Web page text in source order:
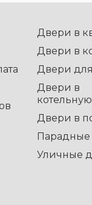
Двери в
Двери в
Двери
Двери в
котельную
Двери в
Парадные
Уличные